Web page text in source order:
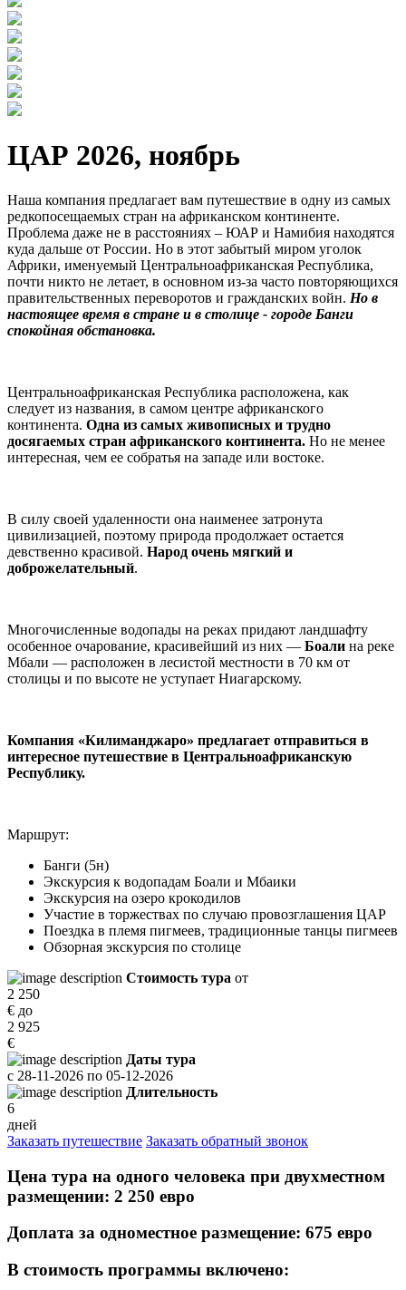
ЦАР 2026, ноябрь
Наша компания предлагает вам путешествие в одну из самых
редкопосещаемых стран на африканском континенте.
Проблема даже не в расстояниях – ЮАР и Намибия находятся
куда дальше от России. Но в этот забытый миром уголок
Африки, именуемый Центральноафриканская Республика,
почти никто не летает, в основном из-за часто повторяющихся
правительственных переворотов и гражданских войн. Но в
настоящее время в стране и в столице - городе Банги
спокойная обстановка.
Центральноафриканская Республика расположена, как
следует из названия, в самом центре африканского
континента. Одна из самых живописных и трудно
досягаемых стран африканского континента. Но не менее
интересная, чем ее собратья на западе или востоке.
В силу своей удаленности она наименее затронута
цивилизацией, поэтому природа продолжает остается
девственно красивой. Народ очень мягкий и
доброжелательный.
Многочисленные водопады на реках придают ландшафту
особенное очарование, красивейший из них — Боали на реке
Мбали — расположен в лесистой местности в 70 км от
столицы и по высоте не уступает Ниагарскому.
Компания «Килиманджаро» предлагает отправиться в
интересное путешествие в Центральноафриканскую
Республику.
Маршрут:
Банги (5н)
Экскурсия к водопадам Боали и Мбаики
Экскурсия на озеро крокодилов
Участие в торжествах по случаю провозглашения ЦАР
Поездка в племя пигмеев, традиционные танцы пигмеев
Обзорная экскурсия по столице
Стоимость тура от
2 250
€ до
2 925
€
Даты тура
с 28-11-2026 по 05-12-2026
Длительность
6
дней
Заказать путешествие Заказать обратный звонок
Цена тура на одного человека при двухместном
размещении: 2 250 евро
Доплата за одноместное размещение: 675 евро
В стоимость программы включено: